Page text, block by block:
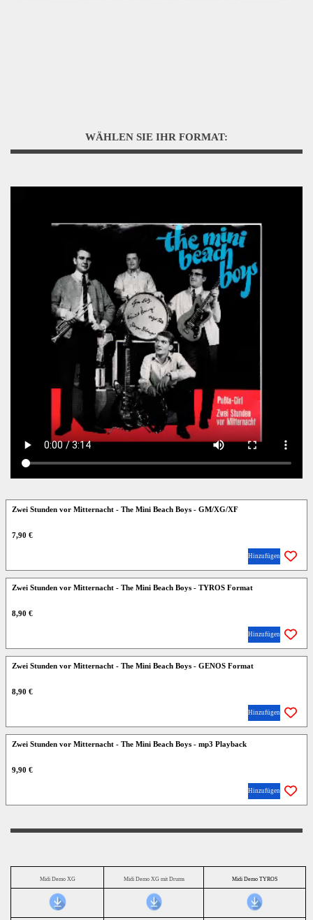
WÄHLEN SIE IHR FORMAT:
Zwei Stunden vor Mitternacht - The Mini Beach Boys - GM/XG/XF
7,90 €
Hinzufügen
Zwei Stunden vor Mitternacht - The Mini Beach Boys - TYROS Format
8,90 €
Hinzufügen
Zwei Stunden vor Mitternacht - The Mini Beach Boys - GENOS Format
8,90 €
Hinzufügen
Zwei Stunden vor Mitternacht - The Mini Beach Boys - mp3 Playback
9,90 €
Hinzufügen
Midi Demo XG Midi Demo XG mit Drums Midi Demo TYROS